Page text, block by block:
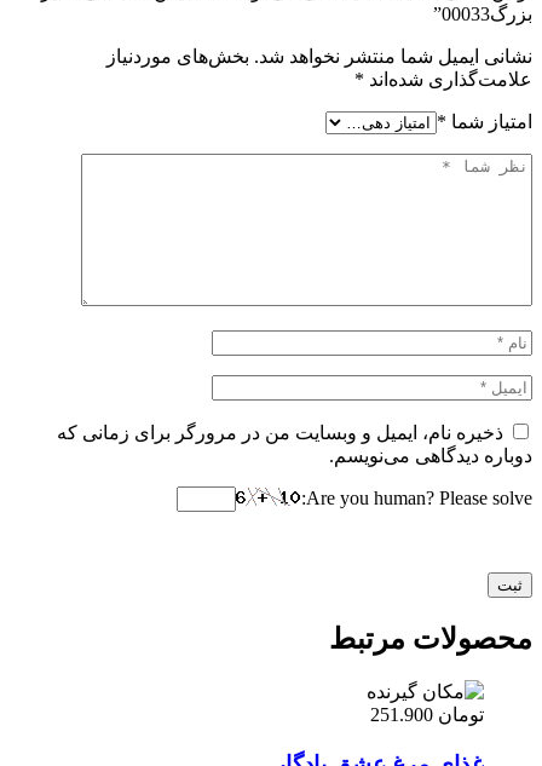
بزرگ00033”
نشانی ایمیل شما منتشر نخواهد شد. بخش‌های موردنیاز
علامت‌گذاری شده‌اند *
امتیاز شما *
ذخیره نام، ایمیل و وبسایت من در مرورگر برای زمانی که
دوباره دیدگاهی می‌نویسم.
Are you human? Please solve:
محصولات مرتبط
تومان